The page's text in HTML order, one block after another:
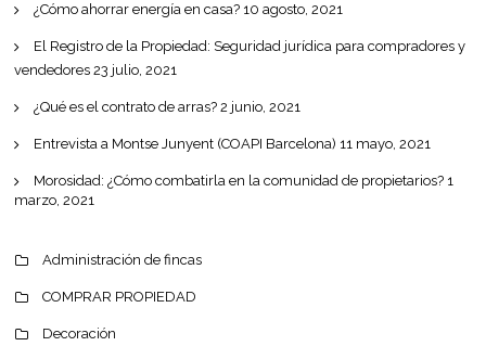
¿Cómo ahorrar energía en casa? 10 agosto, 2021
El Registro de la Propiedad: Seguridad jurídica para compradores y
vendedores 23 julio, 2021
¿Qué es el contrato de arras? 2 junio, 2021
Entrevista a Montse Junyent (COAPI Barcelona) 11 mayo, 2021
Morosidad: ¿Cómo combatirla en la comunidad de propietarios? 1
marzo, 2021
Administración de fincas
COMPRAR PROPIEDAD
Decoración